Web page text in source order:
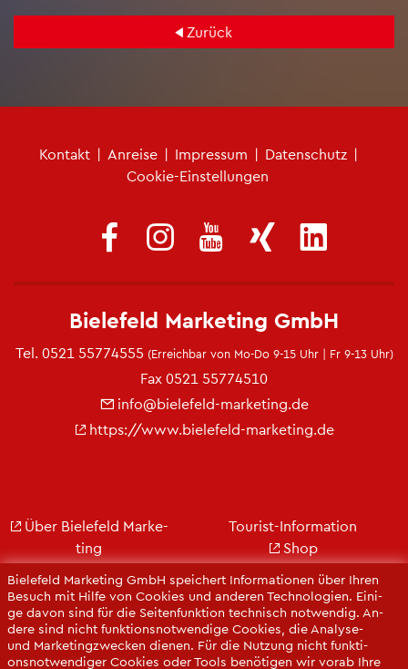
Zu­rück
Kon­takt | An­rei­se | Im­pres­sum | Da­ten­schutz |
Coo­kie-Ein­stel­lun­gen
Bie­le­feld Mar­ke­ting GmbH spei­chert In­for­ma­tio­nen über Ihren
Be­such mit Hilfe von Coo­kies und an­de­ren Tech­no­lo­gi­en. Ei­ni­
ge davon sind für die Sei­ten­funk­ti­on tech­nisch not­wen­dig. An­
de­re sind nicht funk­ti­ons­not­wen­di­ge Coo­kies, die Ana­ly­se-
und Mar­ke­ting­zwe­cken die­nen. Für die Nut­zung nicht funk­ti­
ons­not­wen­di­ger Coo­kies oder Tools be­nö­ti­gen wir vorab Ihre
Bie­le­feld Mar­ke­ting GmbH
Tel. 0521 55774555 (Er­reich­bar von Mo-Do 9-15 Uhr | Fr 9-13 Uhr)
Fax 0521 55774510
info@​bielefeld-​marketing.​de
https://​www.​bielefeld-​marketing.​de
Über Bie­le­feld Mar­ke­
ting
Jobs
Kon­takt
Ge­schäfts­be­richt
Pres­se
Tou­rist-In­for­ma­ti­on
Shop
City Bie­le­feld
Bie­le­feld-Gut­schein
Web­cams